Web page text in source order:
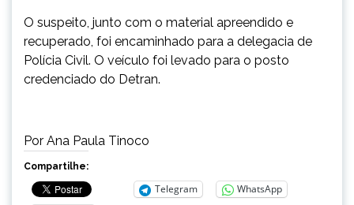
O suspeito, junto com o material apreendido e
recuperado, foi encaminhado para a delegacia de
Polícia Civil. O veículo foi levado para o posto
credenciado do Detran.
Por Ana Paula Tinoco
Compartilhe:
Telegram
WhatsApp